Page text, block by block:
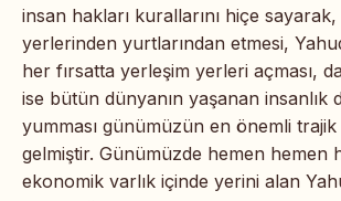
insan hakları kurallarını hiçe
yerlerinden yurtlarından etmesi,
her fırsatta yerleşim yerleri açması,
ise bütün dünyanın yaşanan insanlık
yumması günümüzün en önemli
gelmiştir. Günümüzde hemen hemen
ekonomik varlık içinde yerini alan